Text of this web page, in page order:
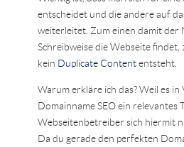
entscheidet und die andere auf
weiterleitet. Zum einen damit der
Schreibweise die Webseite findet,
kein Duplicate Contententsteht.
Warum erkläre ich das? Weil es
Domainname SEO ein relevantes
Webseitenbetreiber sich hiermit
Da du gerade den perfekten